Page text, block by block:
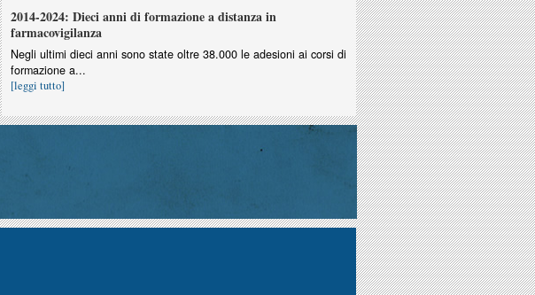
2014-2024: Dieci anni di formazione a distanza in
farmacovigilanza
Negli ultimi dieci anni sono state oltre 38.000 le adesioni ai corsi di
formazione a...
[leggi tutto]